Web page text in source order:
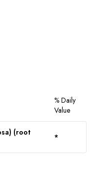
% Daily
Value
(root
*